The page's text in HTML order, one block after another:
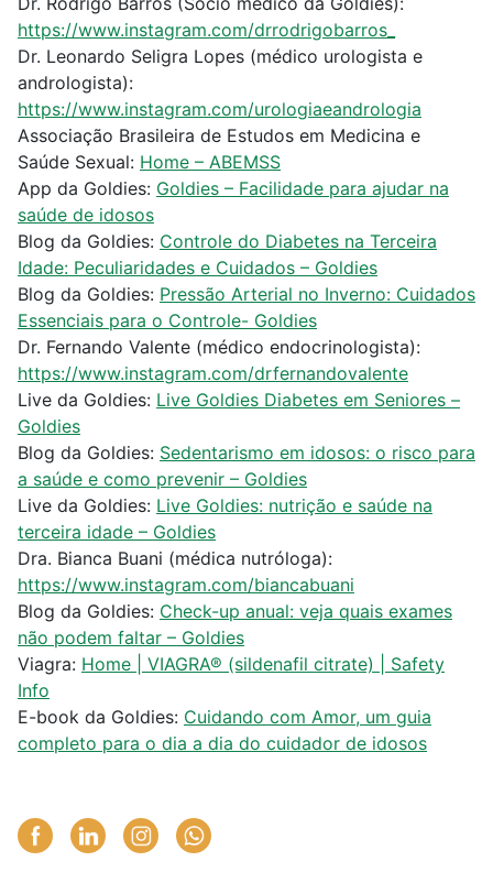
https://www.instagram.com/drrodrigobarros_
Dr. Leonardo Seligra Lopes (médico urologista e
andrologista):
https://www.instagram.com/urologiaeandrologia
Associação Brasileira de Estudos em Medicina e
Saúde Sexual: Home – ABEMSS
App da Goldies: Goldies – Facilidade para ajudar na
saúde de idosos
Blog da Goldies: Controle do Diabetes na Terceira
Idade: Peculiaridades e Cuidados – Goldies
Blog da Goldies: Pressão Arterial no Inverno: Cuidados
Essenciais para o Controle- Goldies
Dr. Fernando Valente (médico endocrinologista):
https://www.instagram.com/drfernandovalente
Live da Goldies: Live Goldies Diabetes em Seniores –
Goldies
Blog da Goldies: Sedentarismo em idosos: o risco para
a saúde e como prevenir – Goldies
Live da Goldies: Live Goldies: nutrição e saúde na
terceira idade – Goldies
Dra. Bianca Buani (médica nutróloga):
https://www.instagram.com/biancabuani
Blog da Goldies: Check-up anual: veja quais exames
não podem faltar – Goldies
Viagra: Home | VIAGRA® (sildenafil citrate) | Safety
Info
E-book da Goldies: Cuidando com Amor, um guia
completo para o dia a dia do cuidador de idosos